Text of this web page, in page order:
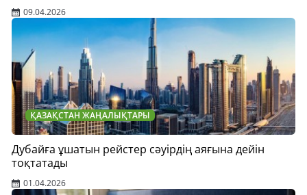
09.04.2026
ҚАЗАҚСТАН ЖАҢАЛЫҚТАРЫ
Дубайға ұшатын рейстер сәуірдің аяғына дейін
тоқтатады
01.04.2026